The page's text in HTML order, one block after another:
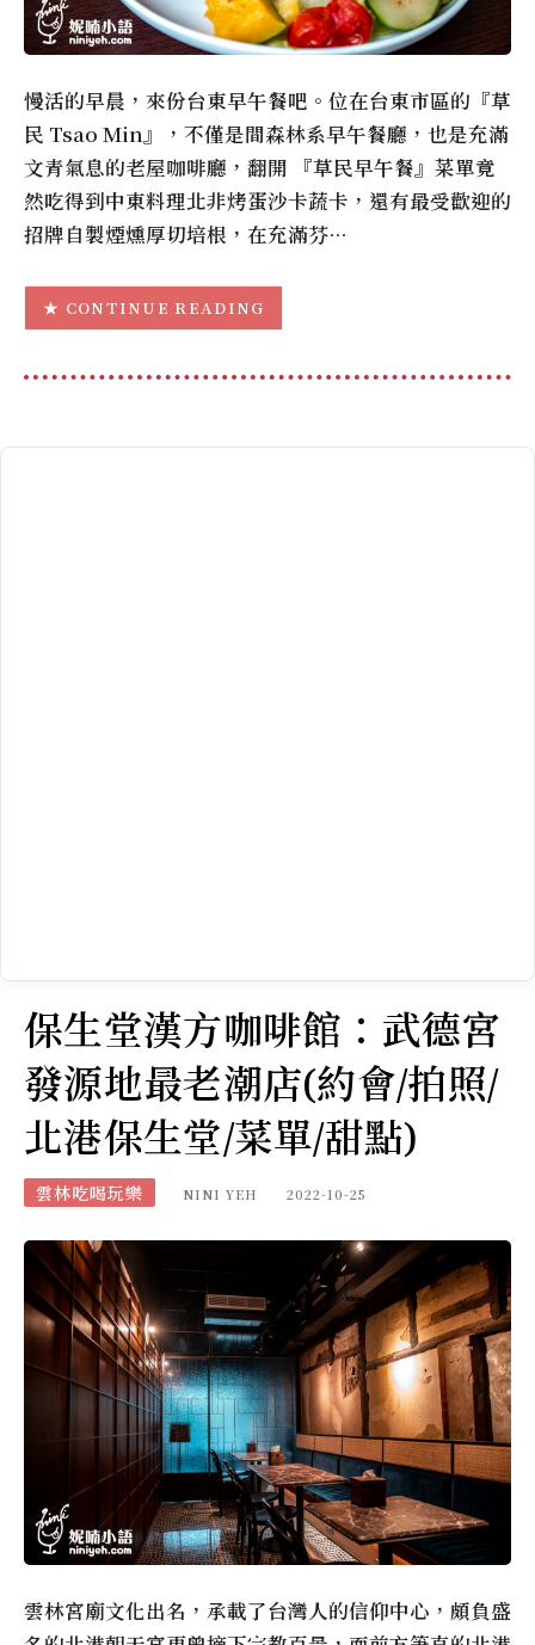
慢活的早晨，來份台東早午餐吧。位在台東市區的『草
民 Tsao Min』，不僅是間森林系早午餐廳，也是充滿
文青氣息的老屋咖啡廳，翻開 『草民早午餐』菜單竟
然吃得到中東料理北非烤蛋沙卡蔬卡，還有最受歡迎的
招牌自製煙燻厚切培根，在充滿芬…
CONTINUE READING
保生堂漢方咖啡館：武德宮
發源地最老潮店(約會/拍照/
北港保生堂/菜單/甜點)
雲林吃喝玩樂 NINI YEH 2022-10-25
雲林宮廟文化出名，承載了台灣人的信仰中心，頗負盛